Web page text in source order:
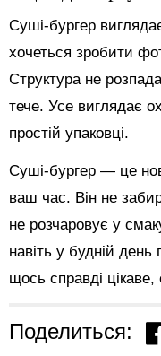
Суші-бургер
хочеться зробити
Структура не
тече. Усе виглядає
простій упаковці.
Суші-бургер — це
ваш час. Він не
не розчаровує у
навіть у будній день
щось справді
Поделиться: